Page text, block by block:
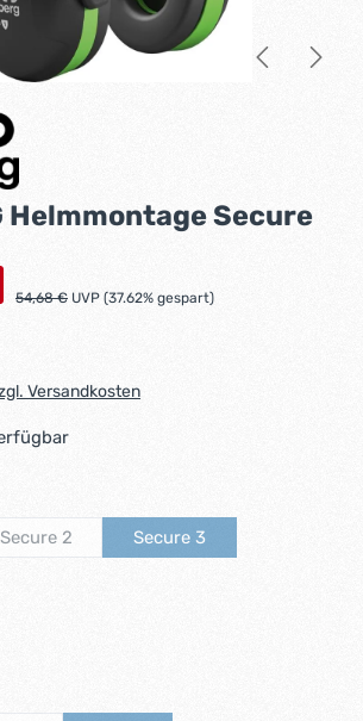
Helmmontage Secure
Regulärer Preis:
54,68 € UVP (37.62% gespart)
Versandkosten
Secure 2 Secure 3